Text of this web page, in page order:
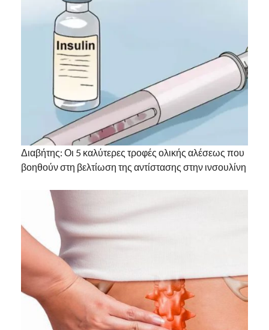
Διαβήτης: Οι 5 καλύτερες τροφές ολικής αλέσεως που
βοηθούν στη βελτίωση της αντίστασης στην ινσουλίνη